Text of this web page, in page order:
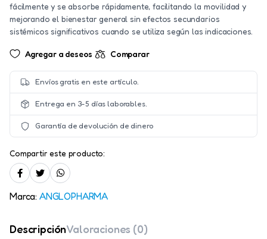
fácilmente y se absorbe rápidamente, facilitando la movilidad y
mejorando el bienestar general sin efectos secundarios
sistémicos significativos cuando se utiliza según las indicaciones.
Agregar a deseos Comparar
Envíos gratis en este artículo.
Entrega en 3-5 días laborables.
Garantía de devolución de dinero
Compartir este producto:
Marca: ANGLOPHARMA
DescripciónValoraciones (0)